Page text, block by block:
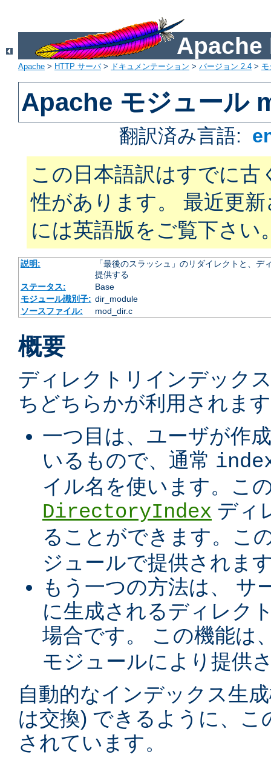
Apache
Apache > HTTP サーバ> ドキュメンテーション > バージョン 2.4 >
Apache モジュール
翻訳済み言語:
この日本語訳はすでに古
性があります。 最近更
には英語版をご覧下さい
説明:
「最後のスラッシュ」のリダイレクトと、
提供する
ステータス:
Base
モジュール識別子: dir_module
ソースファイル:
mod_dir.c
概要
ディレクトリインデック
ちどちらかが利用されま
一つ目は、ユーザが作
いるもので、通常
イル名を使います。こ
DirectoryIndex ディ
ることができます。こ
ジュールで提供されま
もう一つの方法は、 サ
に生成されるディレク
場合です。 この機能は
モジュールにより提供
自動的なインデックス生
は交換) できるように、こ
されています。